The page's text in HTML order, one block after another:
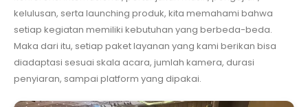
kelulusan, serta launching produk, kita memahami bahwa
setiap kegiatan memiliki kebutuhan yang berbeda-beda.
Maka dari itu, setiap paket layanan yang kami berikan bisa
diadaptasi sesuai skala acara, jumlah kamera, durasi
penyiaran, sampai platform yang dipakai.